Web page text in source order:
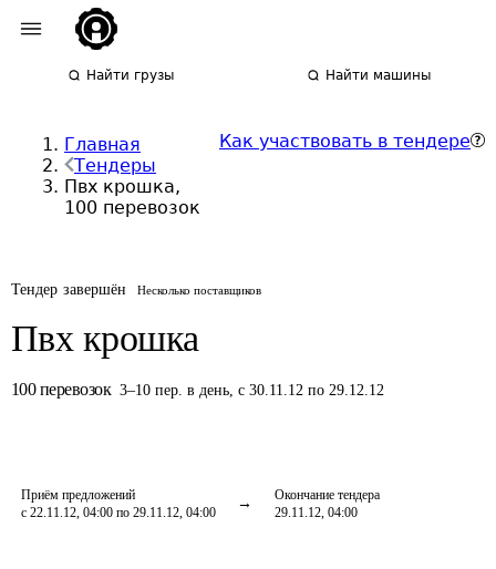
Найти грузы Найти машины
Главная
Тендеры
Пвх крошка,
100 перевозок
Как участвовать в тендере
Тендер завершён Несколько поставщиков
Пвх крошка
100 перевозок 3–10 пер. в день,с 30.11.12 по 29.12.12
Приём предложений
с 22.11.12, 04:00 по 29.11.12, 04:00
Окончание тендера
29.11.12, 04:00